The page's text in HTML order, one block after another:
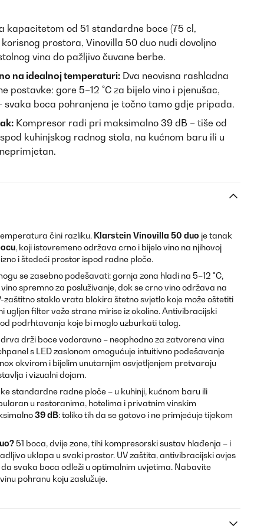
kapacitetom od 51 standardne boce (75 cl,
prostora, Vinovilla 50 duo nudi dovoljno
vina do pažljivo čuvane berbe.
na idealnoj temperaturi: Dva neovisna rashladna
postavke: gore 5–12 °C za bijelo vino i pjenušac,
svaka boca pohranjena je točno tamo gdje pripada.
Kompresor radi pri maksimalno 39 dB – tiše od
kuhinjskog radnog stola, na kućnom baru ili u
čini razliku. Klarstein Vinovilla 50 duo je tanak
, koji istovremeno održava crno i bijelo vino na njihovoj
i štedeći prostor ispod radne ploče.
se zasebno podešavati: gornja zona hladi na 5–12 °C,
vino spremno za posluživanje, dok se crno vino održava na
staklo vrata blokira štetno svjetlo koje može oštetiti
ugljen filter veže strane mirise iz okoline. Antivibracijski
podrhtavanja koje bi moglo uzburkati talog.
drži boce vodoravno – neophodno za zatvorena vina
s LED zaslonom omogućuje intuitivno podešavanje
okvirom i bijelim unutarnjim osvjetljenjem pretvaraju
i vizualni dojam.
standardne radne ploče – u kuhinji, kućnom baru ili
u restoranima, hotelima i privatnim vinskim
39 dB: toliko tih da se gotovo i ne primjećuje tijekom
51 boca, dvije zone, tihi kompresorski sustav hlađenja – i
uklapa u svaki prostor. UV zaštita, antivibracijski ovjes
svaka boca odleži u optimalnim uvjetima. Nabavite
pohranu koju zaslužuje.